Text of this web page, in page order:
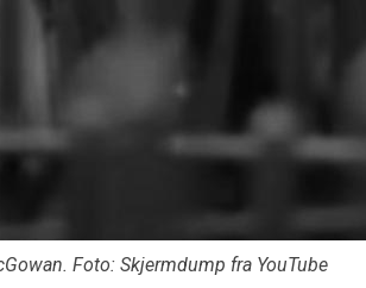
Foto: Skjermdump fra YouTube